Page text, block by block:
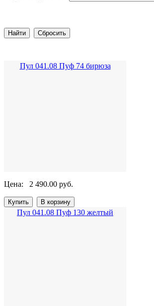
Пул 041.08 Пуф 74 бирюза
Цена: 2 490.00 руб.
Пул 041.08 Пуф 130 желтый